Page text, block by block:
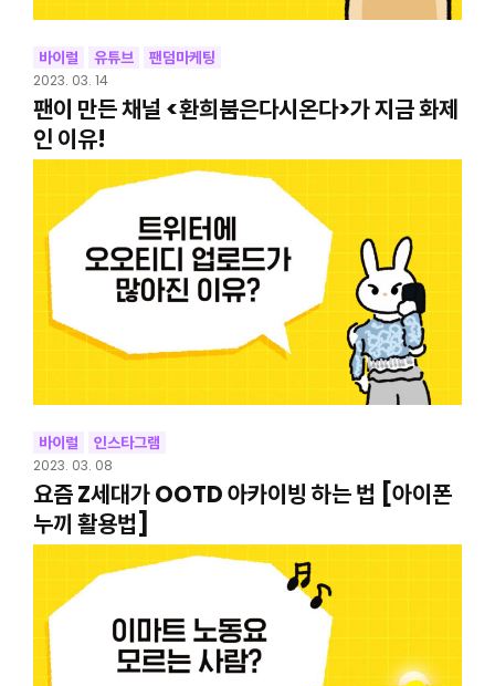
바이럴 유튜브 팬덤마케팅
2023. 03. 14
팬이 만든 채널 <환희붐은다시온다>가 지금 화제
인 이유!
바이럴 인스타그램
2023. 03. 08
요즘 Z세대가 OOTD 아카이빙 하는 법 [아이폰
누끼 활용법]